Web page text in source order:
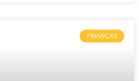
FINANÇAS